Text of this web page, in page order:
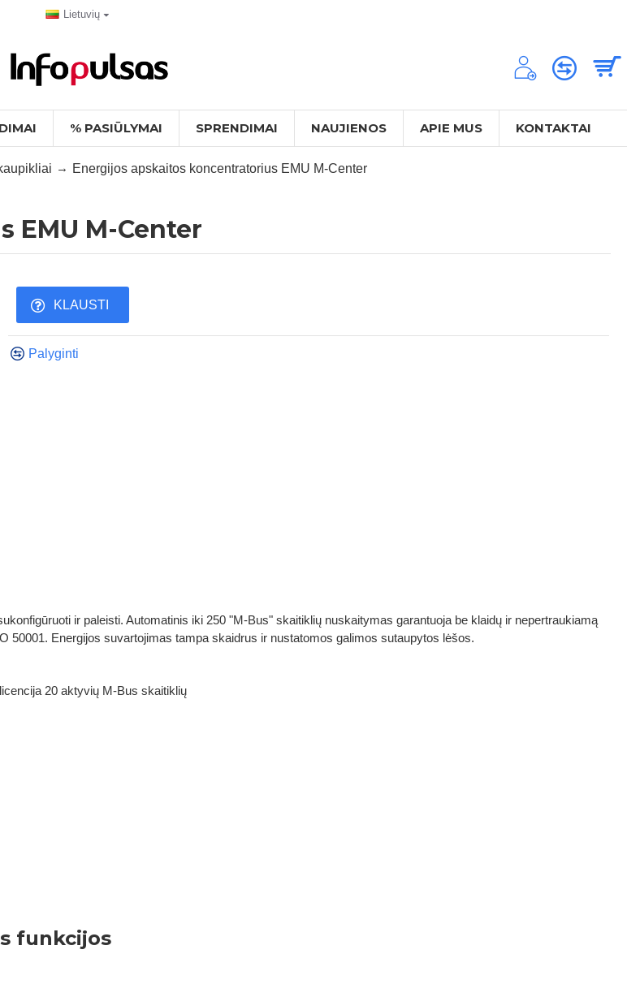
Lietuvių
% PASIŪLYMAI SPRENDIMAI NAUJIENOS APIE MUS KONTAKTAI
Energijos apskaitos koncentratorius EMU M-Center
EMU M-Center
KLAUSTI
Palyginti
ir paleisti. Automatinis iki 250 "M-Bus" skaitiklių nuskaitymas garantuoja be klaidų ir nepertraukiamą
Energijos suvartojimas tampa skaidrus ir nustatomos galimos sutaupytos lėšos.
20 aktyvių M-Bus skaitiklių
funkcijos